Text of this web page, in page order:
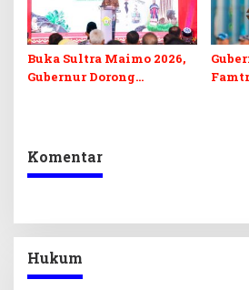
Buka Sultra Maimo 2026,
Gubernur Dorong
Komentar
Hukum